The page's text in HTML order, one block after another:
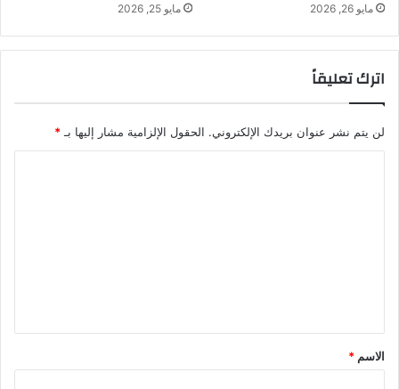
مايو 26, 2026 مايو 25, 2026
اترك تعليقاً
لن يتم نشر عنوان بريدك الإلكتروني. الحقول الإلزامية مشار إليها بـ*
*
الاسم *